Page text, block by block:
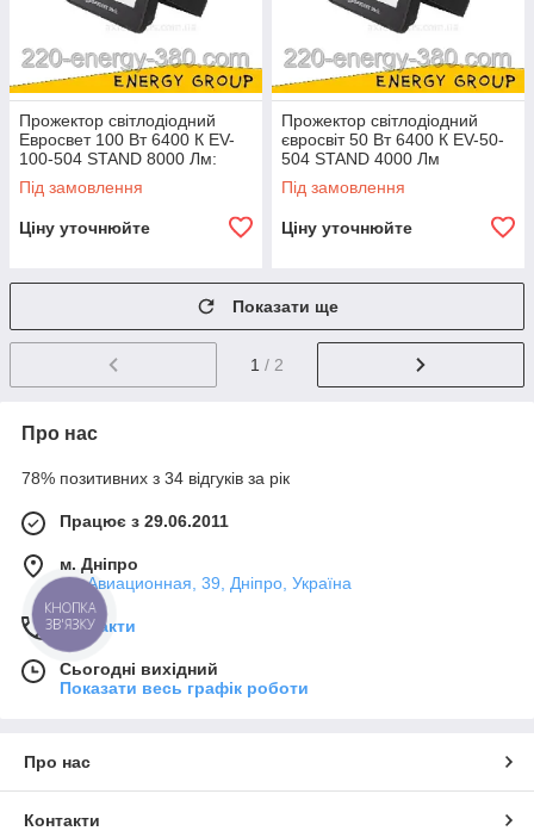
Прожектор світлодіодний
Евросвет 100 Вт 6400 К EV-
100-504 STAND 8000 Лм:
6400 К EV-100-504М STAND
8000 Лм модульний
Під замовлення
Ціну уточнюйте
Прожектор світлодіодний
євросвіт 50 Вт 6400 К EV-50-
504 STAND 4000 Лм
Під замовлення
Ціну уточнюйте
Показати ще
1 / 2
Про нас
78% позитивних з 34 відгуків за рік
Працює з 29.06.2011
м. Дніпро
.ул.Авиационная, 39, Дніпро, Україна
Контакти
Сьогодні вихідний
Показати весь графік роботи
Про нас
Контакти
КНОПКА
ЗВ'ЯЗКУ